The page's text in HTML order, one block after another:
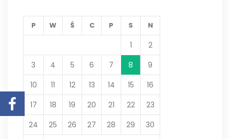
P W Ś C P S N
1
2
3
4 5 6 7 8
9
10
11 12 13 14 15
16
17
18 19 20 21 22
23
24
25 26 27 28 29
30